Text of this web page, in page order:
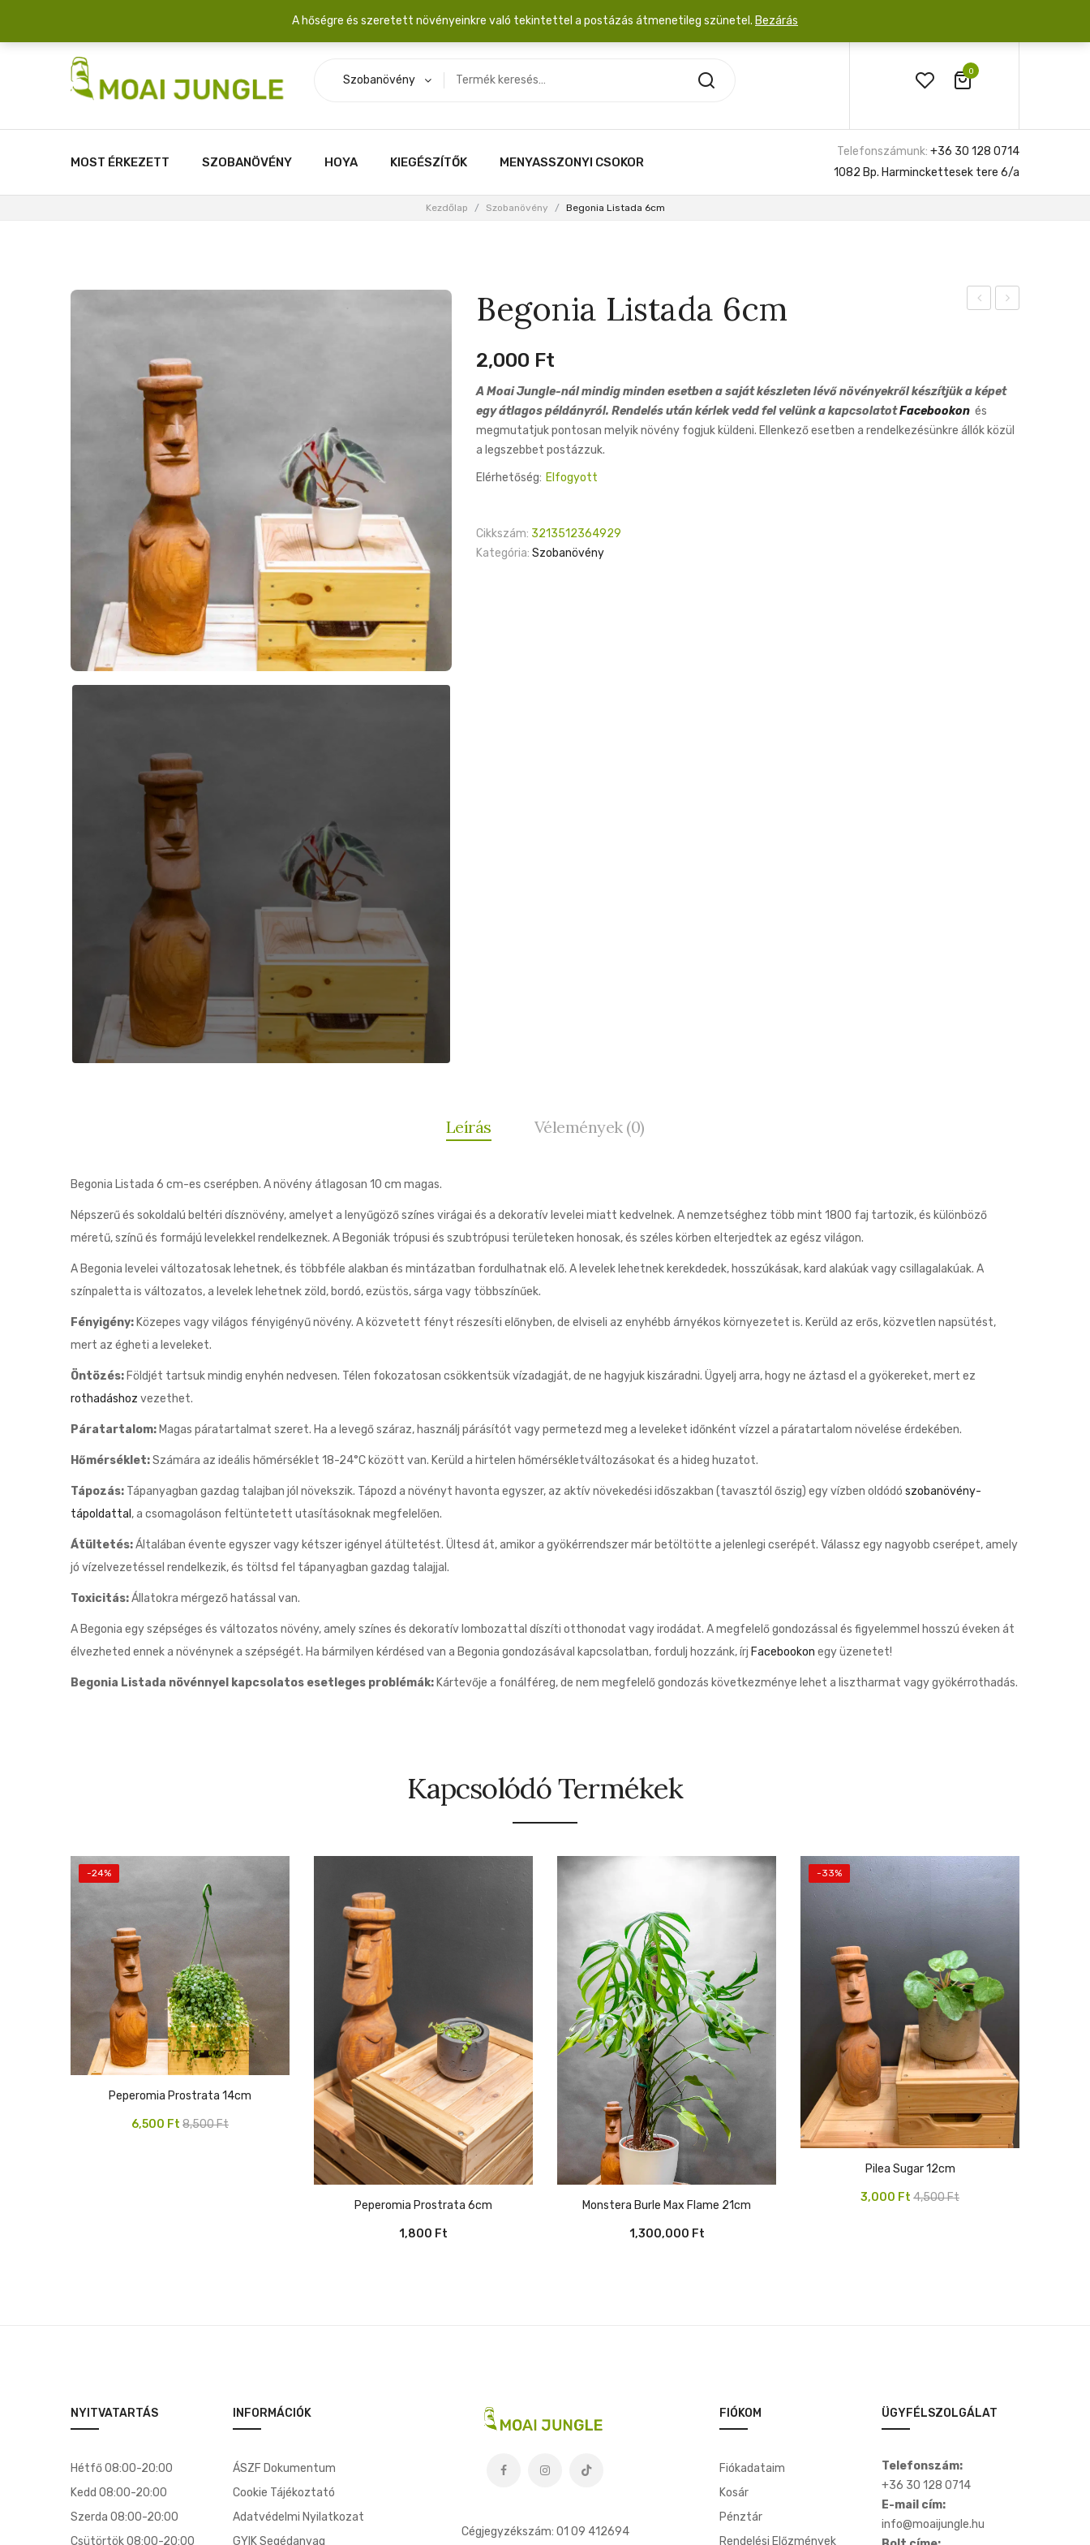
Szállítási díj: 2.200 Ft/csomag átlagosan 3-5 növény fér egy dobozba. 20.000 Ft érték felett INGYEN posta!
0
Szobanövény
MOST ÉRKEZETT SZOBANÖVÉNY HOYA KIEGÉSZÍTŐK MENYASSZONYI CSOKOR
Telefonszámunk: +36 30 128 0714
1082 Bp. Harminckettesek tere 6/a
Kezdőlap / Szobanövény / Begonia Listada 6cm
Begonia Listada 6cm
2,000 Ft
A Moai Jungle-nál mindig minden esetben a saját készleten lévő növényekről készítjük a képet
egy átlagos példányról. Rendelés után kérlek vedd fel velünk a kapcsolatotFacebookon és
megmutatjuk pontosan melyik növény fogjuk küldeni. Ellenkező esetben a rendelkezésünkre állók közül
a legszebbet postázzuk.
Elérhetőség: Elfogyott
Cikkszám: 3213512364929
Kategória: Szobanövény
Leírás Vélemények (0)
Begonia Listada 6 cm-es cserépben. A növény átlagosan 10 cm magas.
Népszerű és sokoldalú beltéri dísznövény, amelyet a lenyűgöző színes virágai és a dekoratív levelei miatt kedvelnek. A nemzetséghez több mint 1800 faj tartozik, és különböző
méretű, színű és formájú levelekkel rendelkeznek. A Begoniák trópusi és szubtrópusi területeken honosak, és széles körben elterjedtek az egész világon.
A Begonia levelei változatosak lehetnek, és többféle alakban és mintázatban fordulhatnak elő. A levelek lehetnek kerekdedek, hosszúkásak, kard alakúak vagy csillagalakúak. A
színpaletta is változatos, a levelek lehetnek zöld, bordó, ezüstös, sárga vagy többszínűek.
Fényigény: Közepes vagy világos fényigényű növény. A közvetett fényt részesíti előnyben, de elviseli az enyhébb árnyékos környezetet is. Kerüld az erős, közvetlen napsütést,
mert az égheti a leveleket.
Öntözés: Földjét tartsuk mindig enyhén nedvesen. Télen fokozatosan csökkentsük vízadagját, de ne hagyjuk kiszáradni. Ügyelj arra, hogy ne áztasd el a gyökereket, mert ez
rothadáshoz vezethet.
Páratartalom: Magas páratartalmat szeret. Ha a levegő száraz, használj párásítót vagy permetezd meg a leveleket időnként vízzel a páratartalom növelése érdekében.
Hőmérséklet:Számára az ideális hőmérséklet 18-24°C között van. Kerüld a hirtelen hőmérsékletváltozásokat és a hideg huzatot.
Tápozás: Tápanyagban gazdag talajban jól növekszik. Tápozd a növényt havonta egyszer, az aktív növekedési időszakban (tavasztól őszig) egy vízben oldódó szobanövény-
tápoldattal , a csomagoláson feltüntetett utasításoknak megfelelően.
Átültetés:Általában évente egyszer vagy kétszer igényel átültetést. Ültesd át, amikor a gyökérrendszer már betöltötte a jelenlegi cserépét. Válassz egy nagyobb cserépet, amely
jó vízelvezetéssel rendelkezik, és töltsd fel tápanyagban gazdag talajjal.
Toxicitás:Állatokra mérgező hatással van.
A Begonia egy szépséges és változatos növény, amely színes és dekoratív lombozattal díszíti otthonodat vagy irodádat. A megfelelő gondozással és figyelemmel hosszú éveken át
élvezheted ennek a növénynek a szépségét. Ha bármilyen kérdésed van a Begonia gondozásával kapcsolatban, fordulj hozzánk, írj Facebookon egy üzenetet!
Begonia Listada növénnyel kapcsolatos esetleges problémák: Kártevője a fonálféreg, de nem megfelelő gondozás következménye lehet a lisztharmat vagy gyökérrothadás.
Kapcsolódó Termékek
-24%
Peperomia Prostrata 14cm
8,500Ft
Original
6,500 FtCurrent
Peperomia Prostrata 6cm
1,800 Ft
Monstera Burle Max Flame 21cm
1,300,000 Ft
-33%
Pilea Sugar 12cm
4,500Ft
Original
3,000 FtCurrent
NYITVATARTÁS
Hétfő 08:00-20:00
Kedd 08:00-20:00
Szerda 08:00-20:00
Csütörtök 08:00-20:00
INFORMÁCIÓK
ÁSZF Dokumentum
Cookie Tájékoztató
Adatvédelmi Nyilatkozat
GYIK Segédanyag
Cégjegyzékszám: 01 09 412694
FIÓKOM
Fiókadataim
Kosár
Pénztár
Rendelési Előzmények
ÜGYFÉLSZOLGÁLAT
Telefonszám:
+36 30 128 0714
E-mail cím:
info@moaijungle.hu
A hőségre és szeretett növényeinkre való tekintettel a postázás átmenetileg szünetel. Bezárás